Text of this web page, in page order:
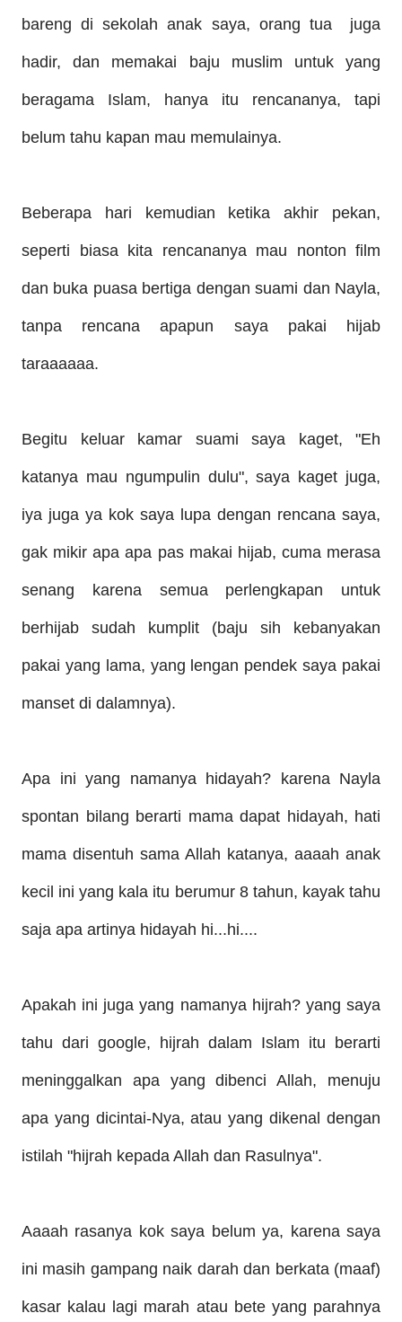
bareng di sekolah anak saya, orang tua juga
hadir, dan memakai baju muslim untuk yang
beragama Islam, hanya itu rencananya, tapi
belum tahu kapan mau memulainya.
Beberapa hari kemudian ketika akhir pekan,
seperti biasa kita rencananya mau nonton film
dan buka puasa bertiga dengan suami dan Nayla,
tanpa rencana apapun saya pakai hijab
taraaaaaa.
Begitu keluar kamar suami saya kaget, "Eh
katanya mau ngumpulin dulu", saya kaget juga,
iya juga ya kok saya lupa dengan rencana saya,
gak mikir apa apa pas makai hijab, cuma merasa
senang karena semua perlengkapan untuk
berhijab sudah kumplit (baju sih kebanyakan
pakai yang lama, yang lengan pendek saya pakai
manset di dalamnya).
Apa ini yang namanya hidayah? karena Nayla
spontan bilang berarti mama dapat hidayah, hati
mama disentuh sama Allah katanya, aaaah anak
kecil ini yang kala itu berumur 8 tahun, kayak tahu
saja apa artinya hidayah hi...hi....
Apakah ini juga yang namanya hijrah? yang saya
tahu dari google, hijrah dalam Islam itu berarti
meninggalkan apa yang dibenci Allah, menuju
apa yang dicintai-Nya, atau yang dikenal dengan
istilah "hijrah kepada Allah dan Rasulnya".
Aaaah rasanya kok saya belum ya, karena saya
ini masih gampang naik darah dan berkata (maaf)
kasar kalau lagi marah atau bete yang parahnya